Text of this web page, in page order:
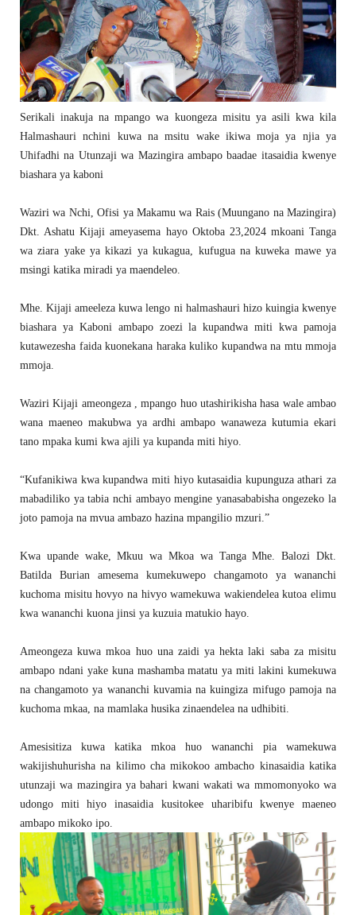
Serikali inakuja na mpango wa kuongeza misitu ya asili kwa kila
Halmashauri nchini kuwa na msitu wake ikiwa moja ya njia ya
Uhifadhi na Utunzaji wa Mazingira ambapo baadae itasaidia kwenye
biashara ya kaboni
Waziri wa Nchi, Ofisi ya Makamu wa Rais (Muungano na Mazingira)
Dkt. Ashatu Kijaji ameyasema hayo Oktoba 23,2024 mkoani Tanga
wa ziara yake ya kikazi ya kukagua, kufugua na kuweka mawe ya
msingi katika miradi ya maendeleo.
Mhe. Kijaji ameeleza kuwa lengo ni halmashauri hizo kuingia kwenye
biashara ya Kaboni ambapo zoezi la kupandwa miti kwa pamoja
kutawezesha faida kuonekana haraka kuliko kupandwa na mtu mmoja
mmoja.
Waziri Kijaji ameongeza , mpango huo utashirikisha hasa wale ambao
wana maeneo makubwa ya ardhi ambapo wanaweza kutumia ekari
tano mpaka kumi kwa ajili ya kupanda miti hiyo.
“Kufanikiwa kwa kupandwa miti hiyo kutasaidia kupunguza athari za
mabadiliko ya tabia nchi ambayo mengine yanasababisha ongezeko la
joto pamoja na mvua ambazo hazina mpangilio mzuri.”
Kwa upande wake, Mkuu wa Mkoa wa Tanga Mhe. Balozi Dkt.
Batilda Burian amesema kumekuwepo changamoto ya wananchi
kuchoma misitu hovyo na hivyo wamekuwa wakiendelea kutoa elimu
kwa wananchi kuona jinsi ya kuzuia matukio hayo.
Ameongeza kuwa mkoa huo una zaidi ya hekta laki saba za misitu
ambapo ndani yake kuna mashamba matatu ya miti lakini kumekuwa
na changamoto ya wananchi kuvamia na kuingiza mifugo pamoja na
kuchoma mkaa, na mamlaka husika zinaendelea na udhibiti.
Amesisitiza kuwa katika mkoa huo wananchi pia wamekuwa
wakijishuhurisha na kilimo cha mikokoo ambacho kinasaidia katika
utunzaji wa mazingira ya bahari kwani wakati wa mmomonyoko wa
udongo miti hiyo inasaidia kusitokee uharibifu kwenye maeneo
ambapo mikoko ipo.